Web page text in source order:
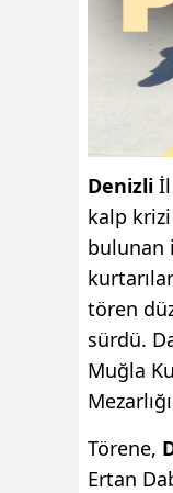
Denizli
kalp
bulunan
tören
sürdü.
Muğla
Törene,
Ertan